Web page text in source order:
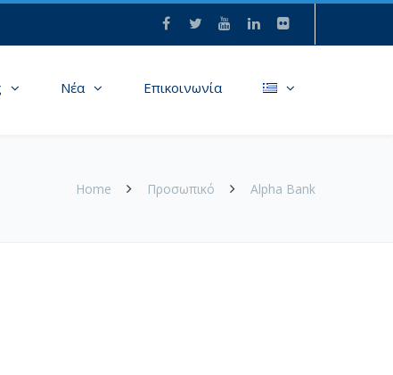
Νέα Επικοινωνία
Home Προσωπικό Alpha Bank